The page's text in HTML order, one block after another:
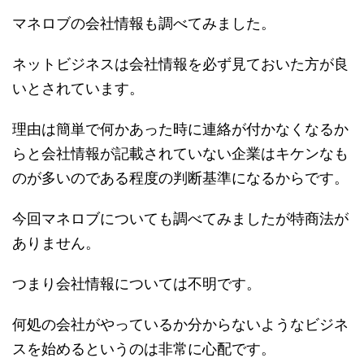
マネロブの会社情報も調べてみました。
ネットビジネスは会社情報を必ず見ておいた方が良
いとされています。
理由は簡単で何かあった時に連絡が付かなくなるか
らと会社情報が記載されていない企業はキケンなも
のが多いのである程度の判断基準になるからです。
今回マネロブについても調べてみましたが特商法が
ありません。
つまり会社情報については不明です。
何処の会社がやっているか分からないようなビジネ
スを始めるというのは非常に心配です。